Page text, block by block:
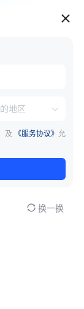
服务推荐
及 《服务协议》 允
换一换